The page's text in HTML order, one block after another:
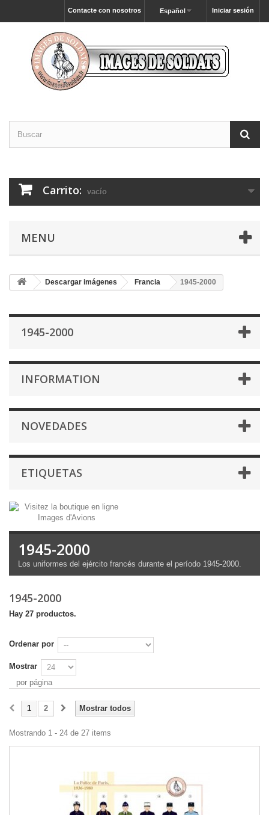
Iniciar sesión
Español
Contacte con nosotros
Carrito: vacío
MENU
Descargar imágenes Francia 1945-2000
1945-2000
INFORMATION
NOVEDADES
ETIQUETAS
1945-2000
Los uniformes del ejército francés durante el período 1945-2000.
1945-2000
Hay 27 productos.
Ordenar por
Mostrar
por página
Mostrar todos
1 2
Mostrando 1 - 24 de 27 items